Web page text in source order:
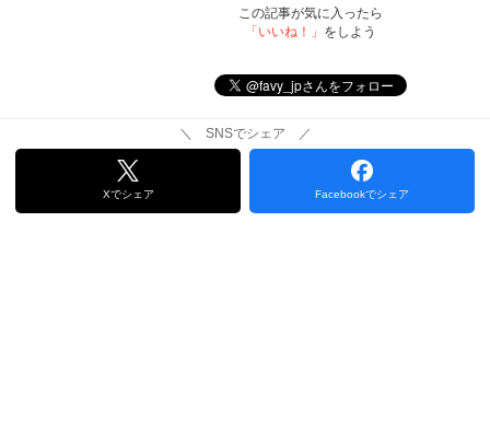
この記事が気に入ったら
「いいね！」 をしよう
＼ SNSでシェア ／
Xでシェア Facebookでシェア